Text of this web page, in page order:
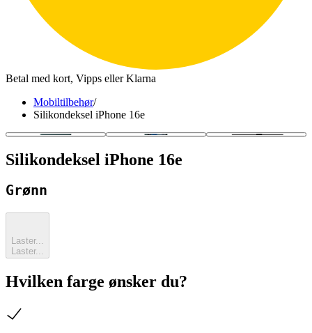
Betal med kort, Vipps eller Klarna
Mobiltilbehør/
Silikondeksel iPhone 16e
Silikondeksel iPhone 16e
Grønn
Laster...
Laster...
Hvilken farge ønsker du?